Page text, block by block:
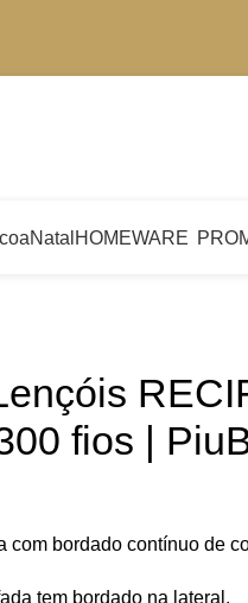
Natal HOMEWARE
fios |
com bordado contínuo de
tem bordado na lateral.